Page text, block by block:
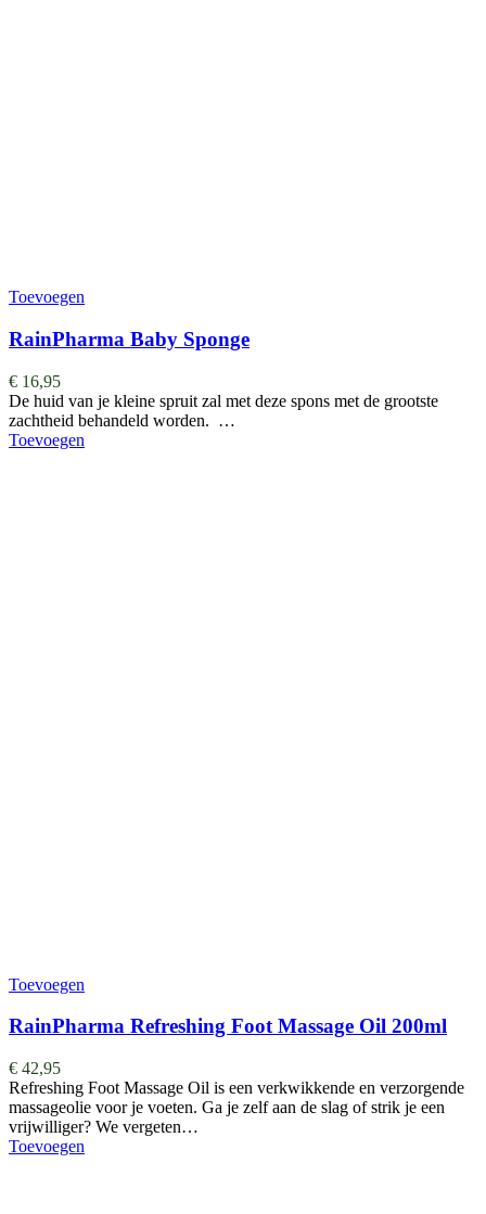
Toevoegen
RainPharma Baby Sponge
€ 16,95
De huid van je kleine spruit zal met deze spons met de grootste
zachtheid behandeld worden. …
Toevoegen
Toevoegen
RainPharma Refreshing Foot Massage Oil 200ml
€ 42,95
Refreshing Foot Massage Oil is een verkwikkende en verzorgende
massageolie voor je voeten. Ga je zelf aan de slag of strik je een
vrijwilliger? We vergeten…
Toevoegen